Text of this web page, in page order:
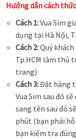
Hướng dẫn cách
Cách 1:Vua Sim
dụng tại Hà Nội,
Cách 2:Quý
Tp.HCM làm thủ
trang)
Cách 3:Đặt hàng
Vua Sim sau đó
sang tên sau đó
phút (bạn phải
bạn kiểm tra